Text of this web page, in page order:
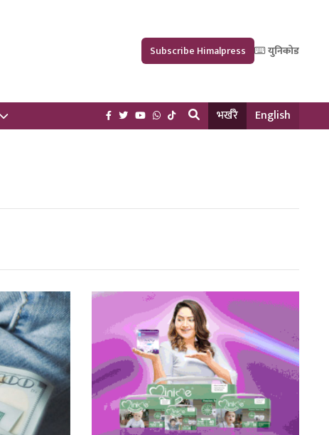
Subscribe Himalpress युनिकोड
भर्खरै English